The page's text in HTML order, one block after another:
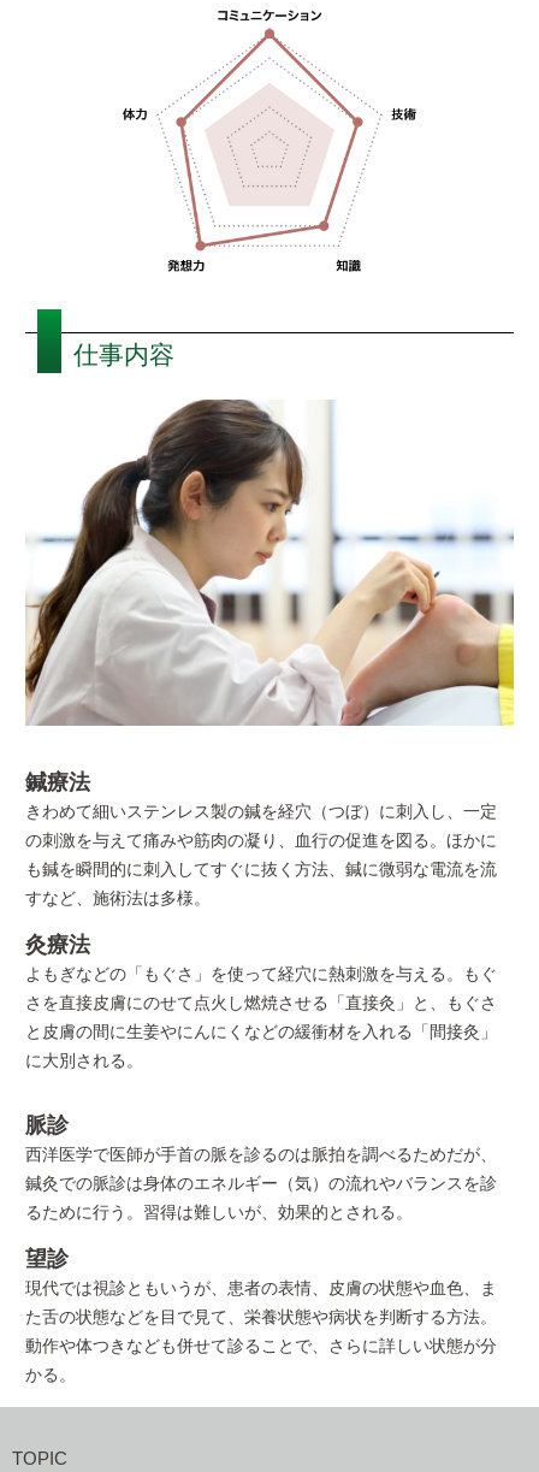
仕事内容
鍼療法
きわめて細いステンレス製の鍼を経穴（つぼ）に刺入し、一定
の刺激を与えて痛みや筋肉の凝り、血行の促進を図る。ほかに
も鍼を瞬間的に刺入してすぐに抜く方法、鍼に微弱な電流を流
すなど、施術法は多様。
灸療法
よもぎなどの「もぐさ」を使って経穴に熱刺激を与える。もぐ
さを直接皮膚にのせて点火し燃焼させる「直接灸」と、もぐさ
と皮膚の間に生姜やにんにくなどの緩衝材を入れる「間接灸」
に大別される。
脈診
西洋医学で医師が手首の脈を診るのは脈拍を調べるためだが、
鍼灸での脈診は身体のエネルギー（気）の流れやバランスを診
るために行う。習得は難しいが、効果的とされる。
望診
現代では視診ともいうが、患者の表情、皮膚の状態や血色、ま
た舌の状態などを目で見て、栄養状態や病状を判断する方法。
動作や体つきなども併せて診ることで、さらに詳しい状態が分
かる。
TOPIC